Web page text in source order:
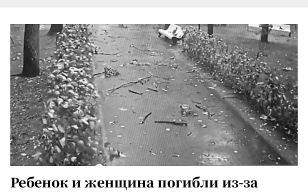
Ребенок и женщина погибли из-за